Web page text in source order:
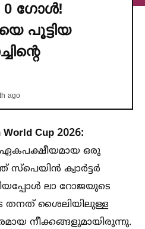
0 ഗോള്‍!
പൂട്ടിയ
ago
Cup 2026:
ഏകപക്ഷീയമായ ഒരു
ക്വാർട്ടർ
ലാ റോജയുടെ
തനത് ശൈലിയിലുള്ള
നീക്കങ്ങളുമായിരുന്നു.